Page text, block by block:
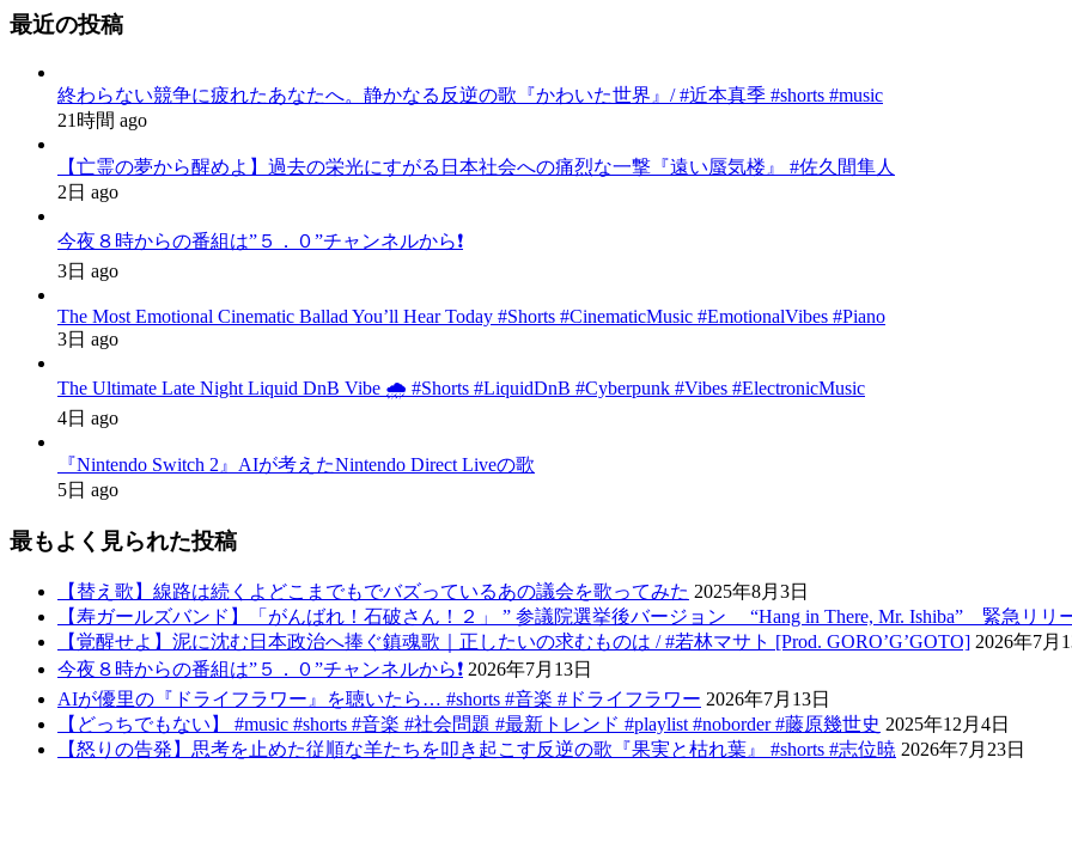
最近の投稿
終わらない競争に疲れたあなたへ。静かなる反逆の歌『かわいた世界』/ #近本真季 #shorts #music
21時間 ago
【亡霊の夢から醒めよ】過去の栄光にすがる日本社会への痛烈な一撃『遠い蜃気楼』 #佐久間隼人
2日 ago
今夜８時からの番組は”５．０”チャンネルから❗️
3日 ago
The Most Emotional Cinematic Ballad You’ll Hear Today #Shorts #CinematicMusic #EmotionalVibes #Piano
3日 ago
The Ultimate Late Night Liquid DnB Vibe 🌧️ #Shorts #LiquidDnB #Cyberpunk #Vibes #ElectronicMusic
4日 ago
『Nintendo Switch 2』AIが考えたNintendo Direct Liveの歌
5日 ago
最もよく見られた投稿
【替え歌】線路は続くよどこまでもでバズっているあの議会を歌ってみた 2025年8月3日
【寿ガールズバンド】「がんばれ！石破さん！２」 ” 参議院選挙後バージョン “Hang in There, Mr. Ishiba” 緊急リリ
【覚醒せよ】泥に沈む日本政治へ捧ぐ鎮魂歌｜正したいの求むものは / #若林マサト [Prod. GORO’G’GOTO] 2026年7月
今夜８時からの番組は”５．０”チャンネルから❗️ 2026年7月13日
AIが優里の『ドライフラワー』を聴いたら… #shorts #音楽 #ドライフラワー 2026年7月13日
【どっちでもない】 #music #shorts #音楽 #社会問題 #最新トレンド #playlist #noborder #藤原幾世史 2025年12月4日
【怒りの告発】思考を止めた従順な羊たちを叩き起こす反逆の歌『果実と枯れ葉』 #shorts #志位暁 2026年7月23日